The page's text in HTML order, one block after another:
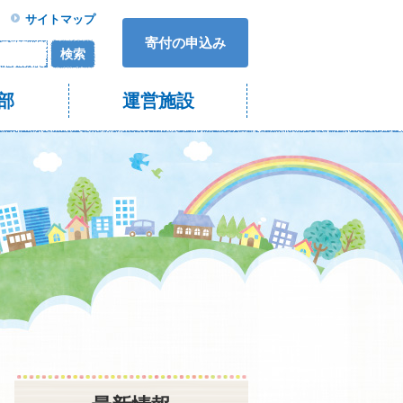
運営施設
寄付の申込み
サイトマップ
検索